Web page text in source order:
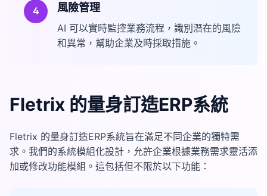
4 風險管理
AI 可以實時監控業務流程，識別潛在的風險
和異常，幫助企業及時採取措施。
Fletrix 的量身訂造ERP系統
Fletrix 的量身訂造ERP系統旨在滿足不同企業的獨特需
求。我們的系統模組化設計，允許企業根據業務需求靈活添
加或修改功能模組。這包括但不限於以下功能：